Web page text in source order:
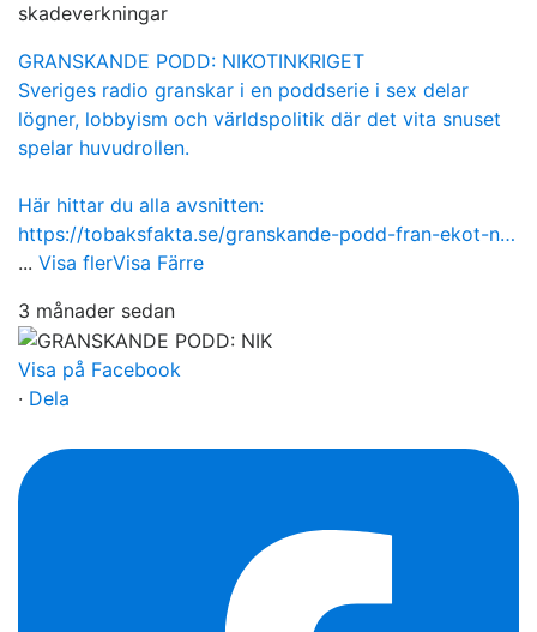
skadeverkningar
GRANSKANDE PODD: NIKOTINKRIGET
Sveriges radio granskar i en poddserie i sex delar
lögner, lobbyism och världspolitik där det vita snuset
spelar huvudrollen.
Här hittar du alla avsnitten:
https://tobaksfakta.se/granskande-podd-fran-ekot-n…
... Visa flerVisa Färre
3 månader sedan
Visa på Facebook
· Dela